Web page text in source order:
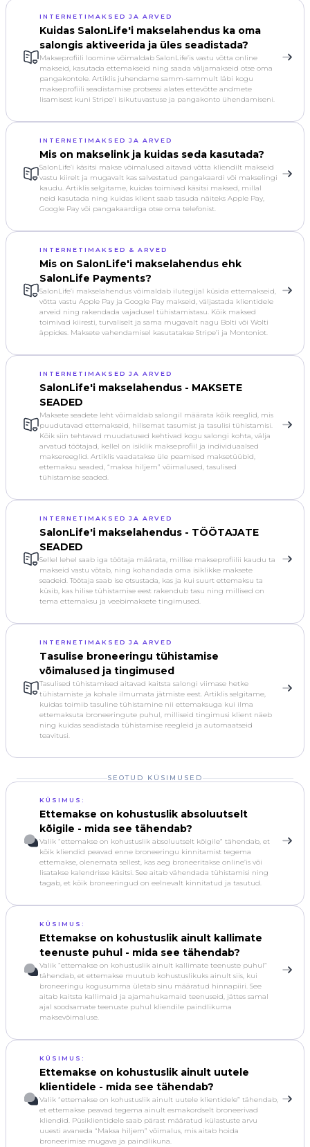
INTERNETIMAKSED JA ARVED
Kuidas SalonLife'i makselahendus ka oma
salongis aktiveerida ja üles seadistada?
Makseprofiili loomine võimaldab SalonLife’is vastu võtta online
makseid, kasutada ettemakseid ning saada väljamakseid otse oma
pangakontole. Artiklis juhendame samm-sammult läbi kogu
makseprofiili seadistamise protsessi alates ettevõtte andmete
lisamisest kuni Stripe’i isikutuvastuse ja pangakonto ühendamiseni.
INTERNETIMAKSED JA ARVED
Mis on makselink ja kuidas seda kasutada?
SalonLife’i käsitsi makse võimalused aitavad võtta kliendilt makseid
vastu kiirelt ja mugavalt kas salvestatud pangakaardi või makselingi
kaudu. Artiklis selgitame, kuidas toimivad käsitsi maksed, millal
neid kasutada ning kuidas klient saab tasuda näiteks Apple Pay,
Google Pay või pangakaardiga otse oma telefonist.
INTERNETIMAKSED & ARVED
Mis on SalonLife'i makselahendus ehk
SalonLife Payments?
SalonLife’i makselahendus võimaldab ilutegijal küsida ettemakseid,
võtta vastu Apple Pay ja Google Pay makseid, väljastada klientidele
arveid ning rakendada vajadusel tühistamistasu. Kõik maksed
toimivad kiiresti, turvaliselt ja sama mugavalt nagu Bolti või Wolti
äppides. Maksete vahendamisel kasutatakse Stripe’i ja Montoniot.
INTERNETIMAKSED JA ARVED
SalonLife'i makselahendus - MAKSETE
SEADED
Maksete seadete leht võimaldab salongil määrata kõik reeglid, mis
puudutavad ettemakseid, hilisemat tasumist ja tasulisi tühistamisi.
Kõik siin tehtavad muudatused kehtivad kogu salongi kohta, välja
arvatud töötajad, kellel on isiklik makseprofiil ja individuaalsed
makse­reeglid. Artiklis vaadatakse üle peamised maksetüübid,
ettemaksu seaded, “maksa hiljem” võimalused, tasulised
tühistamise seaded.
INTERNETIMAKSED JA ARVED
SalonLife'i makselahendus - TÖÖTAJATE
SEADED
Sellel lehel saab iga töötaja määrata, millise makseprofiilii kaudu ta
makseid vastu võtab, ning kohandada oma isiklikke maksete
seadeid. Töötaja saab ise otsustada, kas ja kui suurt ettemaksu ta
küsib, kas hilise tühistamise eest rakendub tasu ning millised on
tema ettemaksu ja veebimaksete tingimused.
INTERNETIMAKSED JA ARVED
Tasulise broneeringu tühistamise
võimalused ja tingimused
Tasulised tühistamised aitavad kaitsta salongi viimase hetke
tühistamiste ja kohale ilmumata jätmiste eest. Artiklis selgitame,
kuidas toimib tasuline tühistamine nii ettemaksuga kui ilma
ettemaksuta broneeringute puhul, milliseid tingimusi klient näeb
ning kuidas seadistada tühistamise reegleid ja automaatseid
teavitusi.
SEOTUD KÜSIMUSED
KÜSIMUS:
Ettemakse on kohustuslik absoluutselt
kõigile - mida see tähendab?
Valik “ettemakse on kohustuslik absoluutselt kõigile” tähendab, et
kõik kliendid peavad enne broneeringu kinnitamist tegema
ettemakse, olenemata sellest, kas aeg broneeritakse online’is või
lisatakse kalendrisse käsitsi. See aitab vähendada tühistamisi ning
tagab, et kõik broneeringud on eelnevalt kinnitatud ja tasutud.
KÜSIMUS:
Ettemakse on kohustuslik ainult kallimate
teenuste puhul - mida see tähendab?
Valik “ettemakse on kohustuslik ainult kallimate teenuste puhul”
tähendab, et ettemakse muutub kohustuslikuks ainult siis, kui
broneeringu kogusumma ületab sinu määratud hinnapiiri. See
aitab kaitsta kallimaid ja ajamahukamaid teenuseid, jättes samal
ajal soodsamate teenuste puhul kliendile paindlikuma
maksevõimaluse.
KÜSIMUS:
Ettemakse on kohustuslik ainult uutele
klientidele - mida see tähendab?
Valik “ettemakse on kohustuslik ainult uutele klientidele” tähendab,
et ettemakse peavad tegema ainult esmakordselt broneerivad
kliendid. Püsiklientidele saab pärast määratud külastuste arvu
uuesti avaneda “Maksa hiljem” võimalus, mis aitab hoida
broneerimise mugava ja paindlikuna.